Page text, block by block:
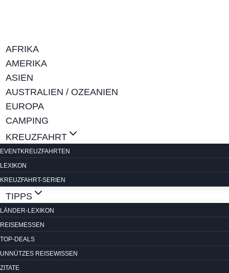
AFRIKA
AMERIKA
ASIEN
AUSTRALIEN / OZEANIEN
EUROPA
CAMPING
KREUZFAHRT
EVENTKREUZFAHRTEN
LEXIKON
KREUZFAHRT-SERIEN
TIPPS
LÄNDER-LEXIKON
REISEMESSEN
TOP-DEALS
UNNÜTZES REISEWISSEN
ZITATE